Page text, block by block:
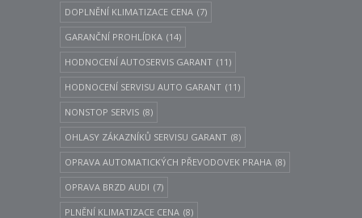
DOPLNĚNÍ KLIMATIZACE CENA (7)
GARANČNÍ PROHLÍDKA (14)
HODNOCENÍ AUTOSERVIS GARANT (11)
HODNOCENÍ SERVISU AUTO GARANT (11)
NONSTOP SERVIS (8)
OHLASY ZÁKAZNÍKŮ SERVISU GARANT (8)
OPRAVA AUTOMATICKÝCH PŘEVODOVEK PRAHA (8)
OPRAVA BRZD AUDI (7)
PLNĚNÍ KLIMATIZACE CENA (8)